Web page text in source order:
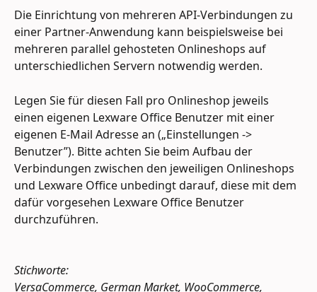
Die Einrichtung von mehreren API-Verbindungen zu
einer Partner-Anwendung kann beispielsweise bei
mehreren parallel gehosteten Onlineshops auf
unterschiedlichen Servern notwendig werden.
Legen Sie für diesen Fall pro Onlineshop jeweils
einen eigenen Lexware Office Benutzer mit einer
eigenen E-Mail Adresse an („Einstellungen ->
Benutzer”). Bitte achten Sie beim Aufbau der
Verbindungen zwischen den jeweiligen Onlineshops
und Lexware Office unbedingt darauf, diese mit dem
dafür vorgesehen Lexware Office Benutzer
durchzuführen.
Stichworte:
VersaCommerce, German Market, WooCommerce,